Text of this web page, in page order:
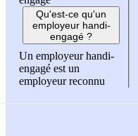
Qu'est-ce qu'un
employeur handi-
engagé ?
Un employeur handi-
engagé est un
employeur reconnu